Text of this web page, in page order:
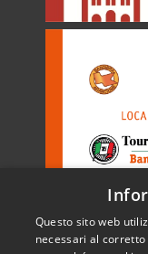
Questo sito web
necessari al